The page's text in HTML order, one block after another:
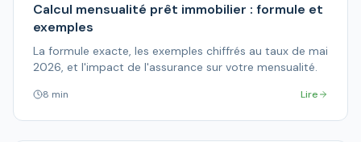
Calcul mensualité prêt immobilier : formule et
exemples
La formule exacte, les exemples chiffrés au taux de mai
2026, et l'impact de l'assurance sur votre mensualité.
8 min Lire